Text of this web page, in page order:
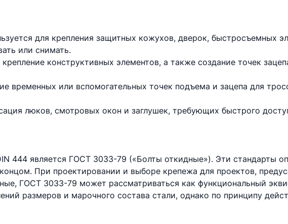
для крепления защитных кожухов, дверок, быстросъемных
или снимать.
конструктивных элементов, а также создание точек
временных или вспомогательных точек подъема и зацепа для
люков, смотровых окон и заглушек, требующих быстрого
444 является ГОСТ 3033-79 («Болты откидные»). Эти стандарты
При проектировании и выборе крепежа для проектов,
ГОСТ 3033-79 может рассматриваться как функциональный
размеров и марочного состава стали, однако по принципу